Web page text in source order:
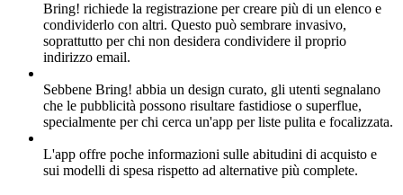
Bring! richiede la registrazione per creare più di un elenco e
condividerlo con altri. Questo può sembrare invasivo,
soprattutto per chi non desidera condividere il proprio
indirizzo email.
Sebbene Bring! abbia un design curato, gli utenti segnalano
che le pubblicità possono risultare fastidiose o superflue,
specialmente per chi cerca un'app per liste pulita e focalizzata.
L'app offre poche informazioni sulle abitudini di acquisto e
sui modelli di spesa rispetto ad alternative più complete.